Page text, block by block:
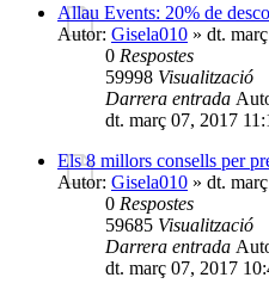
Allau Events: 20% de
Autor: Gisela010 » dt.
0 Respostes
59998 Visualització
Darrera entrada
dt. març 07, 2017
Els 8 millors consells per
Autor: Gisela010 » dt.
0 Respostes
59685 Visualització
Darrera entrada
dt. març 07, 2017